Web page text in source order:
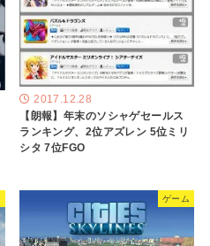
2017.12.28
【朗報】年末のソシャゲセールス
ランキング、2位アズレン 5位ミリ
シタ 7位FGO
ゲーム